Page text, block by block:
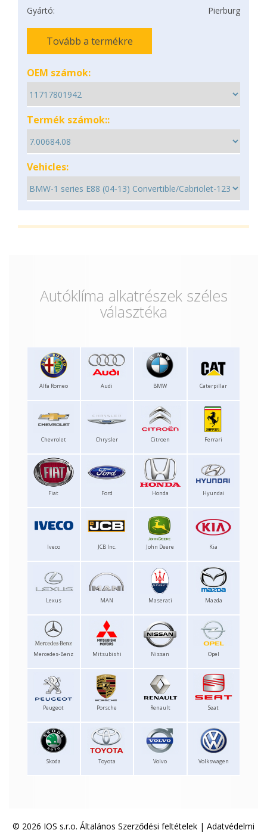
Gyártó:
Pierburg
Tovább a termékre
OEM számok:
Termék számok::
Vehicles:
Autóklíma alkatrészek széles
választéka
Alfa Romeo Audi BMW Caterpillar
Chevrolet Chrysler Citroen Ferrari
Fiat Ford Honda Hyundai
Iveco JCB Inc. John Deere Kia
Lexus MAN Maserati Mazda
Mercedes-Benz Mitsubishi Nissan Opel
Peugeot Porsche Renault Seat
Skoda Toyota Volvo Volkswagen
© 2026 IOS s.r.o. Általános Szerződési feltételek | Adatvédelmi